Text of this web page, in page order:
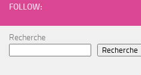
FOLLOW:
Recherche
Recherche